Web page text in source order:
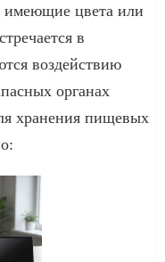
имеющие цвета или
в
воздействию
органах
хранения пищевых